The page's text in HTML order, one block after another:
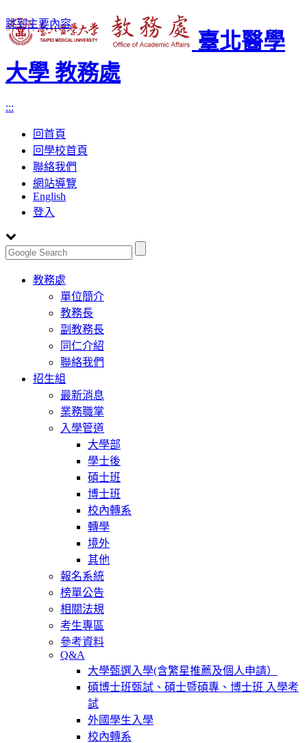
跳到主要內容
臺北醫學
大學 教務處
:::
回首頁
回學校首頁
聯絡我們
網站導覽
English
登入
Toggle
navigation
教務處
單位簡介
教務長
副教務長
同仁介紹
聯絡我們
招生組
最新消息
業務職掌
入學管道
大學部
學士後
碩士班
博士班
校內轉系
轉學
境外
其他
報名系統
榜單公告
相關法規
考生專區
參考資料
Q&A
大學甄選入學(含繁星推薦及個人申請）
碩博士班甄試、碩士暨碩專、博士班 入學考
試
外國學生入學
校內轉系